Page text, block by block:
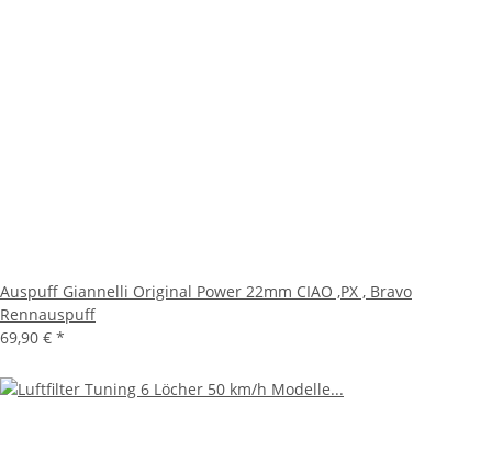
Auspuff Giannelli Original Power 22mm CIAO ,​PX ,​ ​Bravo
Rennauspuff
69,90 € *